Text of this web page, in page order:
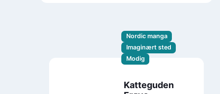
Nordic manga
Imaginært sted
Modig
Katteguden